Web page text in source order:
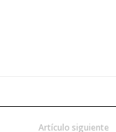
Artículo siguiente